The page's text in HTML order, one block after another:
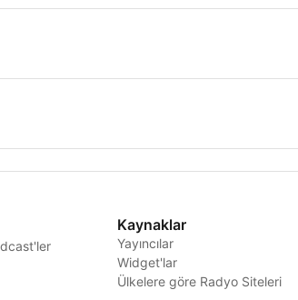
Kaynaklar
Yayıncılar
Widget'lar
Ülkelere göre Radyo Siteleri